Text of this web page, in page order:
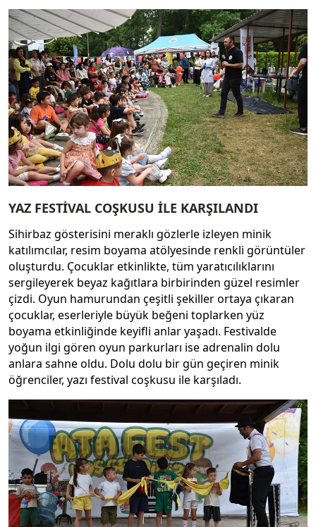
YAZ FESTİVAL COŞKUSU İLE KARŞILANDI
Sihirbaz gösterisini meraklı gözlerle izleyen minik
katılımcılar, resim boyama atölyesinde renkli görüntüler
oluşturdu. Çocuklar etkinlikte, tüm yaratıcılıklarını
sergileyerek beyaz kağıtlara birbirinden güzel resimler
çizdi. Oyun hamurundan çeşitli şekiller ortaya çıkaran
çocuklar, eserleriyle büyük beğeni toplarken yüz
boyama etkinliğinde keyifli anlar yaşadı. Festivalde
yoğun ilgi gören oyun parkurları ise adrenalin dolu
anlara sahne oldu. Dolu dolu bir gün geçiren minik
öğrenciler, yazı festival coşkusu ile karşıladı.